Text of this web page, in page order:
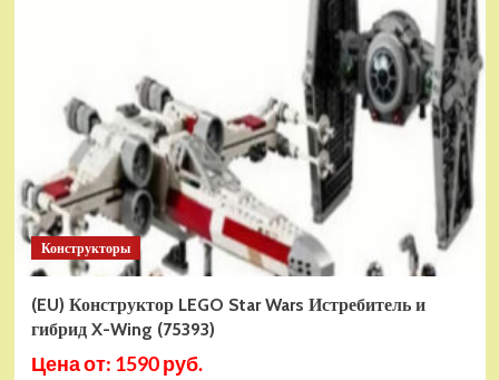
Шанг-
Чи
и
Великий
Защитник
(30454)
Конструкторы
(EU) Конструктор LEGO Star Wars Истребитель и
гибрид X-Wing (75393)
Цена от: 1590 руб.